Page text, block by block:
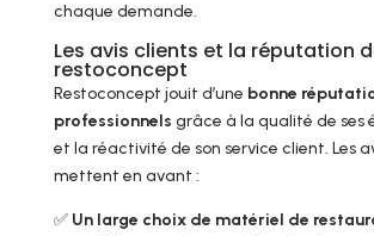
chaque demande.
Les avis clients et la réputation
restoconcept
Restoconcept jouit d’une bonne
professionnels grâce à la qualité de ses
et la réactivité de son service client. Les
mettent en avant :
✅ Un large choix de matériel de